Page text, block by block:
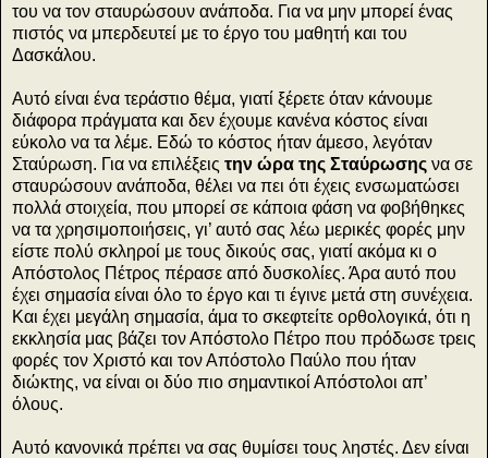
του να τον σταυρώσουν ανάποδα. Για να μην μπορεί ένας
πιστός να μπερδευτεί με το έργο του μαθητή και του
Δασκάλου.
Αυτό είναι ένα τεράστιο θέμα, γιατί ξέρετε όταν κάνουμε
διάφορα πράγματα και δεν έχουμε κανένα κόστος είναι
εύκολο να τα λέμε. Εδώ το κόστος ήταν άμεσο, λεγόταν
Σταύρωση. Για να επιλέξεις την ώρα της Σταύρωσης να σε
σταυρώσουν ανάποδα, θέλει να πει ότι έχεις ενσωματώσει
πολλά στοιχεία, που μπορεί σε κάποια φάση να φοβήθηκες
να τα χρησιμοποιήσεις, γι’ αυτό σας λέω μερικές φορές μην
είστε πολύ σκληροί με τους δικούς σας, γιατί ακόμα κι ο
Απόστολος Πέτρος πέρασε από δυσκολίες. Άρα αυτό που
έχει σημασία είναι όλο το έργο και τι έγινε μετά στη συνέχεια.
Και έχει μεγάλη σημασία, άμα το σκεφτείτε ορθολογικά, ότι η
εκκλησία μας βάζει τον Απόστολο Πέτρο που πρόδωσε τρεις
φορές τον Χριστό και τον Απόστολο Παύλο που ήταν
διώκτης, να είναι οι δύο πιο σημαντικοί Απόστολοι απ’
όλους.
Αυτό κανονικά πρέπει να σας θυμίσει τους ληστές. Δεν είναι